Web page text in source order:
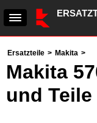
Ersatzteile > Makita >
Makita
und Teile